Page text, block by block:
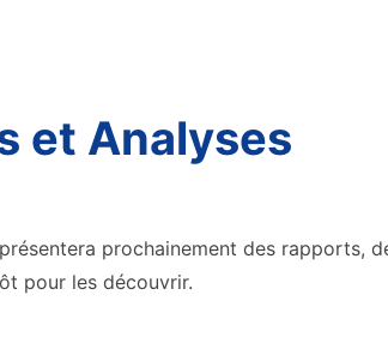
et Analyses
prochainement des rapports,
pour les découvrir.